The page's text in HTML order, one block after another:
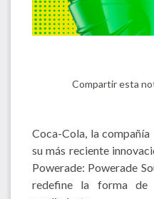
Compartir esta
Coca-Cola, la
su más reciente
Powerade: Powerade
redefine la forma